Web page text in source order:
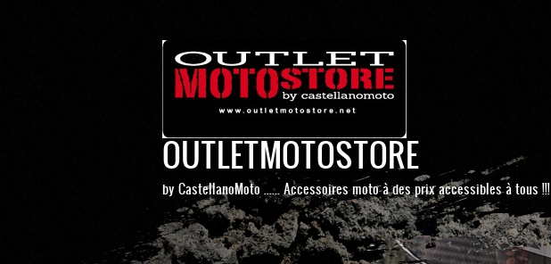
OUTLETMOTOSTORE
by CastellanoMoto ...... Accessoires moto à des prix accessibles à tous !!!